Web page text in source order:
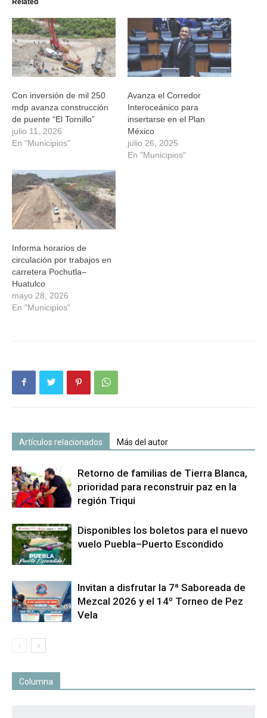
abre
una
ventana
nueva)
una
ventana
nueva)
una
ventana
nueva)
una
ventana
nueva)
Related
Con inversión de mil 250
mdp avanza construcción
de puente “El Tornillo”
julio 11, 2026
En "Municipios"
Avanza el Corredor
Interoceánico para
insertarse en el Plan
México
julio 26, 2025
En "Municipios"
Informa horarios de
circulación por trabajos en
carretera Pochutla–
Huatulco
mayo 28, 2026
En "Municipios"
Artículos relacionados Más del autor
Retorno de familias de Tierra Blanca,
prioridad para reconstruir paz en la
región Triqui
Disponibles los boletos para el nuevo
vuelo Puebla–Puerto Escondido
Invitan a disfrutar la 7ª Saboreada de
Mezcal 2026 y el 14º Torneo de Pez
Vela
Columna